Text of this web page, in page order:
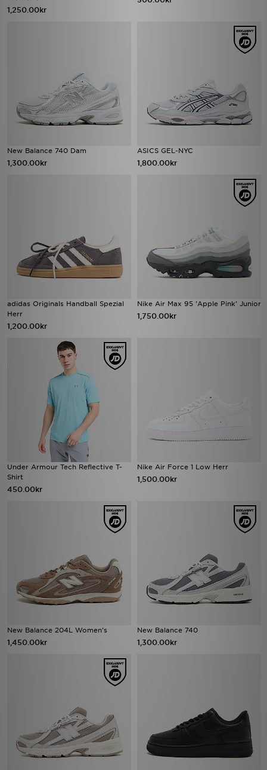
1,250.00kr
New Balance 740 Dam
1,300.00kr
ASICS GEL-NYC
1,800.00kr
adidas Originals Handball Spezial
Herr
1,200.00kr
Nike Air Max 95 'Apple Pink' Junior
1,750.00kr
Under Armour Tech Reflective T-
Shirt
450.00kr
Nike Air Force 1 Low Herr
1,500.00kr
New Balance 204L Women's
1,450.00kr
New Balance 740
1,300.00kr